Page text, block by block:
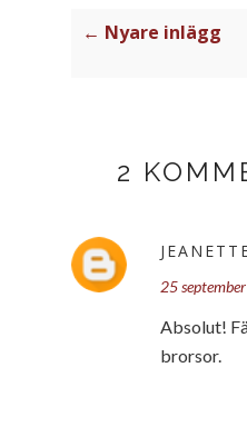
← Nyare inlägg
2
25
Absolut!
brorsor.